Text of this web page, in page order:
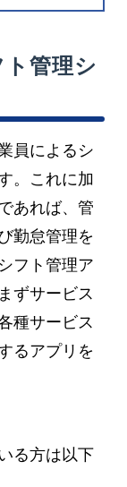
管理シ
員によるシ
。これに加
あれば、管
勤怠管理を
フト管理ア
ずサービス
種サービス
るアプリを
る方は以下